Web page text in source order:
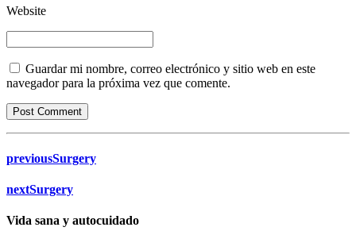
Website
Guardar mi nombre, correo electrónico y sitio web en este
navegador para la próxima vez que comente.
Post Comment
previousSurgery
nextSurgery
Vida sana y autocuidado